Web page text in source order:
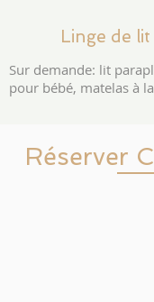
Linge de
Sur demande: lit
pour bébé, matelas à
Réserver